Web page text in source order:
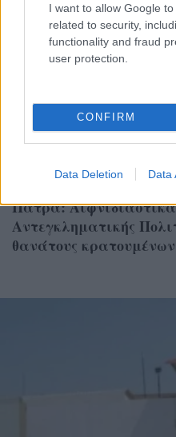
I want to allow Google
related to security,
functionality and fraud
user protection.
CONFIRM
Data Deletion Data
ΤΟΠΙΚΑ ΝΕΑ
Πάτρα:
Αντεγκληματικής
θανάτους κρατουμένων